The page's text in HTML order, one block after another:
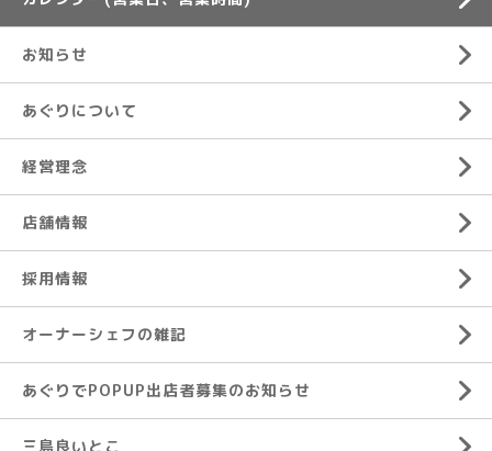
お知らせ
あぐりについて
経営理念
店舗情報
採用情報
オーナーシェフの雑記
あぐりでPOPUP出店者募集のお知らせ
三島良いとこ